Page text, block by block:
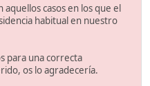
aquellos casos en los que el
habitual en nuestro
para una correcta
os lo agradecería.